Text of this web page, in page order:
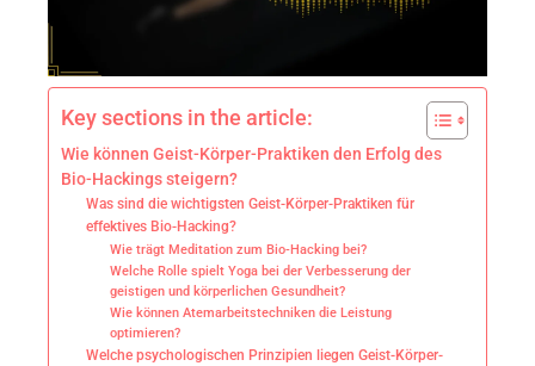
Key sections in the article:
Wie können Geist-Körper-Praktiken den Erfolg des
Bio-Hackings steigern?
Was sind die wichtigsten Geist-Körper-Praktiken für
effektives Bio-Hacking?
Wie trägt Meditation zum Bio-Hacking bei?
Welche Rolle spielt Yoga bei der Verbesserung der
geistigen und körperlichen Gesundheit?
Wie können Atemarbeitstechniken die Leistung
optimieren?
Welche psychologischen Prinzipien liegen Geist-Körper-